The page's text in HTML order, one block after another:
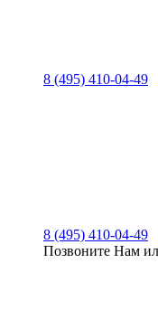
8 (495) 410-04-49
8 (495) 410-04-49
Позвоните Нам